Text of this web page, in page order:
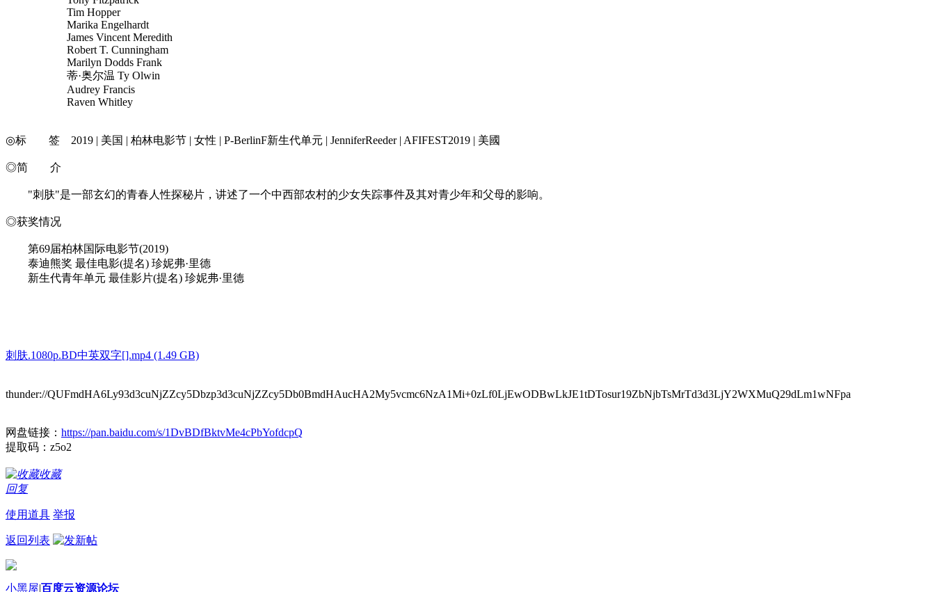
Tim Hopper
Marika Engelhardt
James Vincent Meredith
Robert T. Cunningham
Marilyn Dodds Frank
蒂·奥尔温 Ty Olwin
Audrey Francis
Raven Whitley
◎标 签 2019 | 美国 | 柏林电影节 | 女性 | P-BerlinF新生代单元 | JenniferReeder | AFIFEST2019 | 美國
◎简 介
"刺肤"是一部玄幻的青春人性探秘片，讲述了一个中西部农村的少女失踪事件及其对青少年和父母的影响。
◎获奖情况
第69届柏林国际电影节(2019)
泰迪熊奖 最佳电影(提名) 珍妮弗·里德
新生代青年单元 最佳影片(提名) 珍妮弗·里德
刺肤.1080p.BD中英双字[].mp4 (1.49 GB)
thunder://QUFmdHA6Ly93d3cuNjZZcy5Dbzp3d3cuNjZZcy5Db0BmdHAucHA2My5vcmc6NzA1Mi+0zLf0LjEwODBwLkJE1tDTosur19ZbNjbTsMrTd3d3LjY2WXMuQ29dLm1wNFpa
网盘链接： https://pan.baidu.com/s/1DvBDfBktvMe4cPbYofdcpQ
提取码：z5o2
收藏
回复
使用道具 举报
返回列表
小黑屋|百度云资源论坛